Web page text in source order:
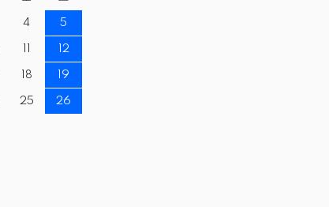
4 5
12
18 19
25 26